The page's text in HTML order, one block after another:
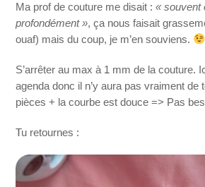
Ma prof de couture me disait :« souvent
profondément », ça nous faisait
ouaf) mais du coup, je m’en souviens.
S’arrêter au max à 1 mm de la couture.
agenda donc il n’y aura pas vraiment de
pièces + la courbe est douce => Pas
Tu retournes :